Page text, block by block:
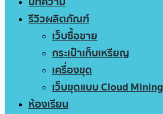
รีวิวผลิตภัณฑ์
เว็บซื้อขาย
กระเป๋าเก็บเหรียญ
เครื่องขุด
เว็บขุดแบบ Cloud Mining
ห้องเรียน